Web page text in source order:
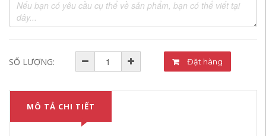
SỐ LƯỢNG: Đặt hàng
MÔ TẢ CHI TIẾT